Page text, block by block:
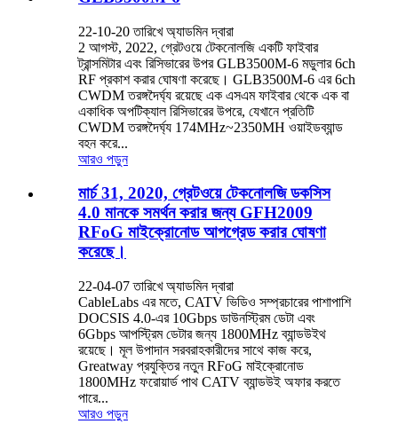
22-10-20 তারিখে অ্যাডমিন দ্বারা
2 আগস্ট, 2022, গ্রেটওয়ে টেকনোলজি একটি ফাইবার
ট্রান্সমিটার এবং রিসিভারের উপর GLB3500M-6 মডুলার 6ch
RF প্রকাশ করার ঘোষণা করেছে। GLB3500M-6 এর 6ch
CWDM তরঙ্গদৈর্ঘ্য রয়েছে এক এসএম ফাইবার থেকে এক বা
একাধিক অপটিক্যাল রিসিভারের উপরে, যেখানে প্রতিটি
CWDM তরঙ্গদৈর্ঘ্য 174MHz~2350MH ওয়াইডব্যান্ড
বহন করে...
আরও পড়ুন
মার্চ 31, 2020, গ্রেটওয়ে টেকনোলজি ডকসিস
4.0 মানকে সমর্থন করার জন্য GFH2009
RFoG মাইক্রোনোড আপগ্রেড করার ঘোষণা
করেছে।
22-04-07 তারিখে অ্যাডমিন দ্বারা
CableLabs এর মতে, CATV ভিডিও সম্প্রচারের পাশাপাশি
DOCSIS 4.0-এর 10Gbps ডাউনস্ট্রিম ডেটা এবং
6Gbps আপস্ট্রিম ডেটার জন্য 1800MHz ব্যান্ডউইথ
রয়েছে। মূল উপাদান সরবরাহকারীদের সাথে কাজ করে,
Greatway প্রযুক্তির নতুন RFoG মাইক্রোনোড
1800MHz ফরোয়ার্ড পাথ CATV ব্যান্ডউই অফার করতে
পারে...
আরও পড়ুন